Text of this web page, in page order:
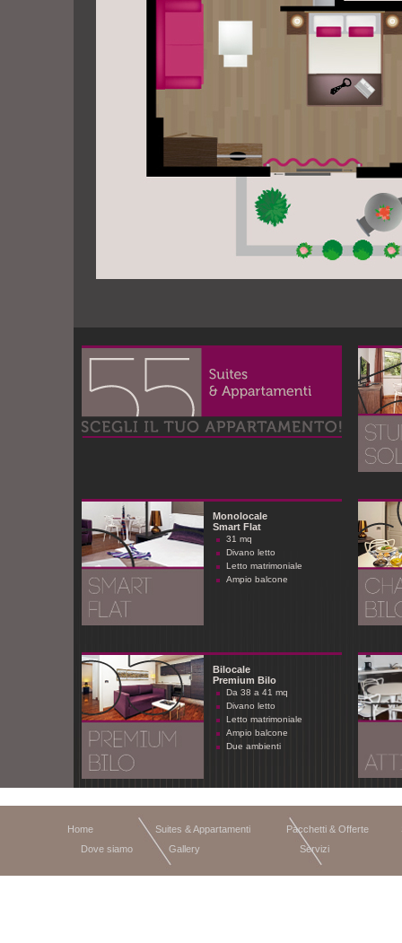
Monolocale
Smart Flat
31 mq
Divano letto
Letto matrimoniale
Ampio balcone
Bilocale
Premium Bilo
Da 38 a 41 mq
Divano letto
Letto matrimoniale
Ampio balcone
Due ambienti
Home
Dove siamo
Suites & Appartamenti
Gallery
Pacchetti & Offerte
Servizi